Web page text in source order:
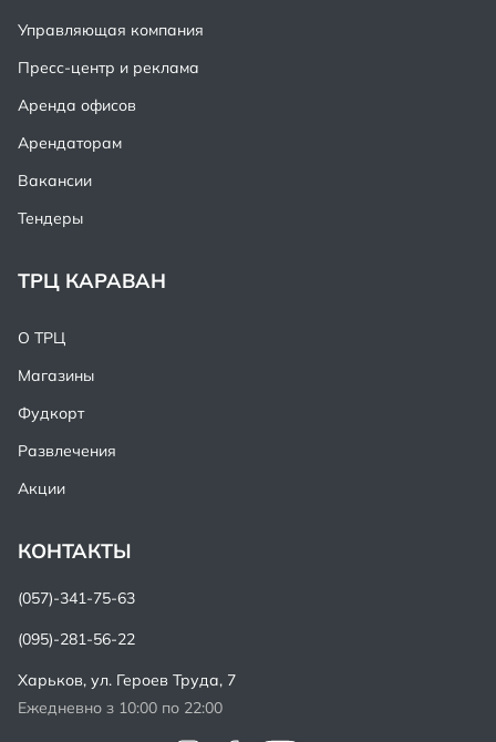
Управляющая компания
Пресс-центр и реклама
Аренда офисов
Арендаторам
Вакансии
Тендеры
ТРЦ КАРАВАН
О ТРЦ
Магазины
Фудкорт
Развлечения
Акции
КОНТАКТЫ
(057)-341-75-63
(095)-281-56-22
Харьков, ул. Героев Труда, 7
Ежедневно з 10:00 по 22:00